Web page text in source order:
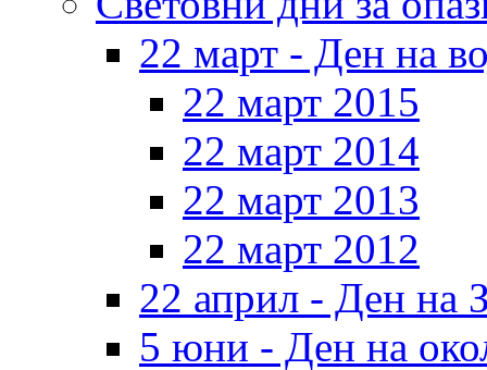
22 март - Ден на
22 март 2015
22 март 2014
22 март 2013
22 март 2012
22 април - Ден на
5 юни - Ден на